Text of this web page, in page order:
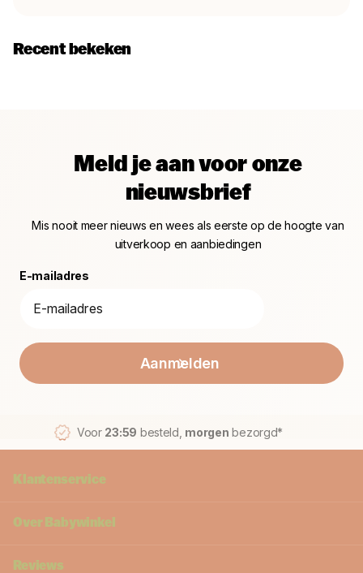
Recent bekeken
Meld je aan voor onze
nieuwsbrief
Mis nooit meer nieuws en wees als eerste op de hoogte van
uitverkoop en aanbiedingen
E-mailadres
Aanmelden
Voor 23:59 besteld, morgen bezorgd*
Klantenservice
Over Babywinkel
Reviews